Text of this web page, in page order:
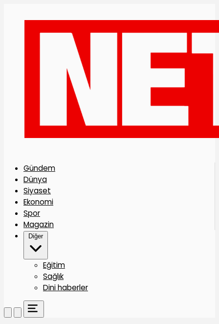
Gündem
Dünya
Siyaset
Ekonomi
Spor
Magazin
Diğer
Eğitim
Sağlık
Dini haberler